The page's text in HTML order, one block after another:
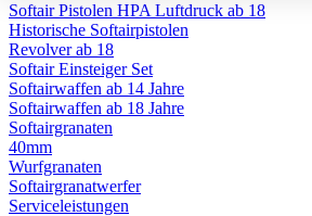
Softair Pistolen HPA Luftdruck ab 18
Historische Softairpistolen
Revolver ab 18
Softair Einsteiger Set
Softairwaffen ab 14 Jahre
Softairwaffen ab 18 Jahre
Softairgranaten
40mm
Wurfgranaten
Softairgranatwerfer
Serviceleistungen